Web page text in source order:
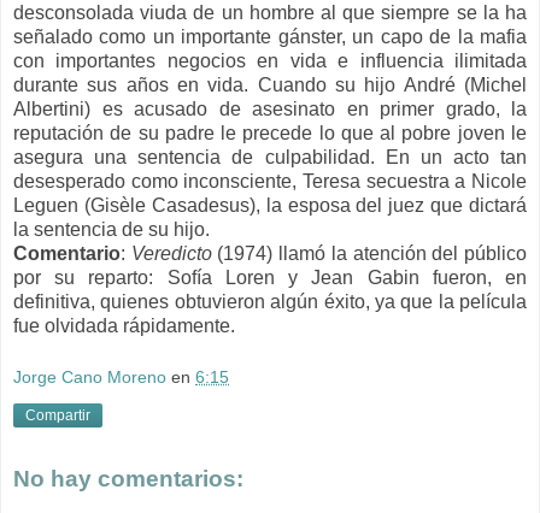
desconsolada viuda de un hombre al que siempre se la ha
señalado como un importante gánster, un capo de la mafia
con importantes negocios en vida e influencia ilimitada
durante sus años en vida. Cuando su hijo André (Michel
Albertini) es acusado de asesinato en primer grado, la
reputación de su padre le precede lo que al pobre joven le
asegura una sentencia de culpabilidad. En un acto tan
desesperado como inconsciente, Teresa secuestra a Nicole
Leguen (Gisèle Casadesus), la esposa del juez que dictará
la sentencia de su hijo.
Comentario: Veredicto (1974) llamó la atención del público
por su reparto: Sofía Loren y Jean Gabin fueron, en
definitiva, quienes obtuvieron algún éxito, ya que la película
fue olvidada rápidamente.
Jorge Cano Moreno en 6:15
Compartir
No hay comentarios: